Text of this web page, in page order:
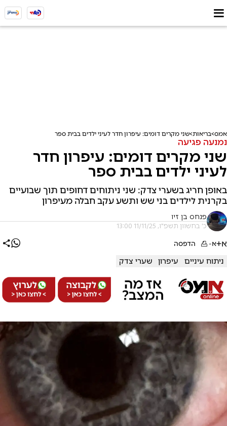
אמס בריאות שני מקרים דומים: עיפרון חדר לעיני ילדים בבית ספר
נמנעה פגיעה
שני מקרים דומים: עיפרון חדר
לעיני ילדים בבית ספר
באופן חריג בשערי צדק: שני ניתוחים דחופים תוך שבועיים
בקרנית לילדים בני שש ותשע עקב חבלה מעיפרון
פנחס בן זיו
כ' בחשוון תשפ"ו, 11/11/25 13:00
א+א- הדפסה
ניתוח עיניים עיפרון שערי צדק